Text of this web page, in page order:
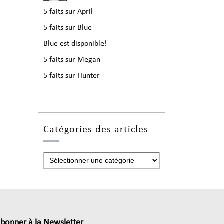
5 faits sur April
5 faits sur Blue
Blue est disponible!
5 faits sur Megan
5 faits sur Hunter
Catégories des articles